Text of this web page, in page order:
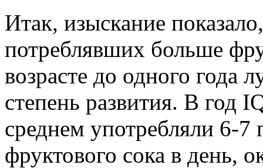
Итак, изыскание
потреблявших больше
возрасте до одного года
степень развития. В год
среднем употребляли 6-
фруктового сока в день,